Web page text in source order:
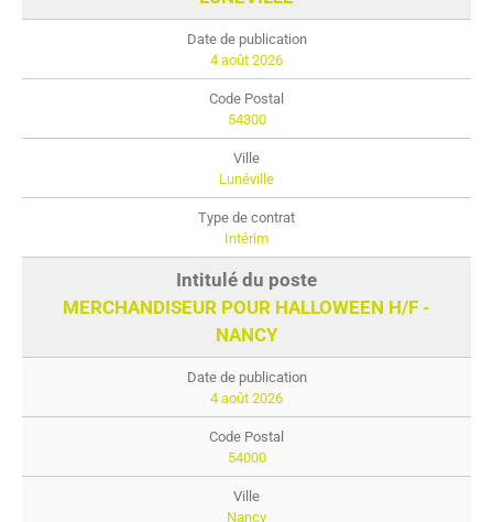
4 août 2026
54300
Lunéville
Intérim
MERCHANDISEUR POUR HALLOWEEN H/F -
NANCY
4 août 2026
54000
Nancy